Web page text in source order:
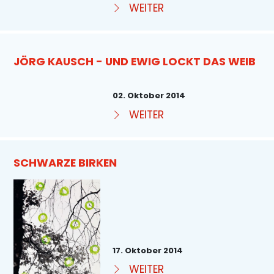
WEITER
JÖRG KAUSCH - UND EWIG LOCKT DAS WEIB
02. Oktober 2014
WEITER
SCHWARZE BIRKEN
17. Oktober 2014
WEITER